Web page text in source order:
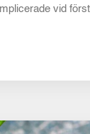
vid